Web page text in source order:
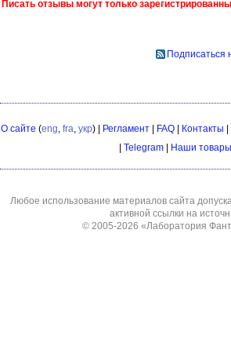
Писать отзывы могут только
Подписаться
О сайте (eng fra укр) | Регламент| FAQ| Контакты |
| Telegram | Наши товары
Любое использование материалов сайта
активной ссылки на
© 2005-2026 «Лаборатория